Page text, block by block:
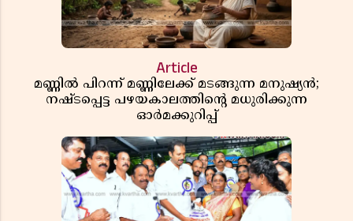
Article
മണ്ണിൽ പിറന്ന് മണ്ണിലേക്ക് മടങ്ങുന്ന മനുഷ്യൻ;
നഷ്ടപ്പെട്ട പഴയകാലത്തിൻ്റെ മധുരിക്കുന്ന
ഓർമക്കുറിപ്പ്